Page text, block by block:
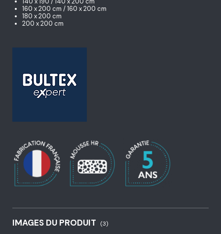
160 x 200 cm / 160 x 200 cm
180 x 200 cm
200 x 200 cm
IMAGES DU PRODUIT (3)